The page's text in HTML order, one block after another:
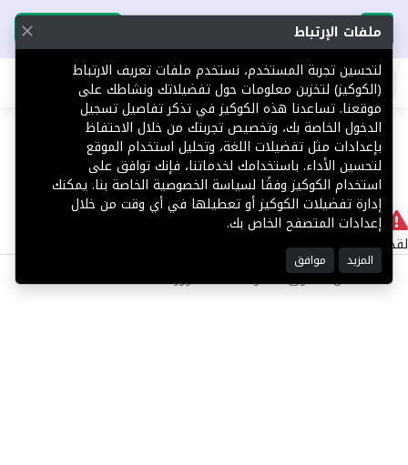
تحميل التطبيق تحميل التطبيق
اطلب عقارك
404 لا يوجد
لقد حدث خطأ داخلي أثناء معالجة طلبك.
©2025 كل الحقوق محفوظة منصة توور
ملفات الإرتباط
لتحسين تجربة المستخدم، نستخدم ملفات تعريف الارتباط
(الكوكيز) لتخزين معلومات حول تفضيلاتك ونشاطك على
موقعنا. تساعدنا هذه الكوكيز في تذكر تفاصيل تسجيل
الدخول الخاصة بك، وتخصيص تجربتك من خلال الاحتفاظ
بإعدادات مثل تفضيلات اللغة، وتحليل استخدام الموقع
لتحسين الأداء. باستخدامك لخدماتنا، فإنك توافق على
استخدام الكوكيز وفقًا لسياسة الخصوصية الخاصة بنا. يمكنك
إدارة تفضيلات الكوكيز أو تعطيلها في أي وقت من خلال
إعدادات المتصفح الخاص بك.
المزيد موافق